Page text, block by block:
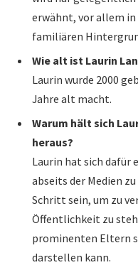
erwähnt, vor allem in
familiären
Wie alt ist Laurin
Laurin wurde 2000
Jahre alt macht.
Warum hält sich
heraus?
Laurin hat sich dafür
abseits der Medien
Schritt sein, um zu
Öffentlichkeit zu
prominenten Eltern
darstellen kann.